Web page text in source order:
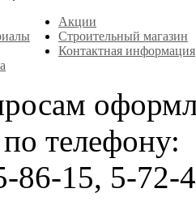
Акции
Строительный магазин
Контактная информация
телефону:
86-15, 5-72-